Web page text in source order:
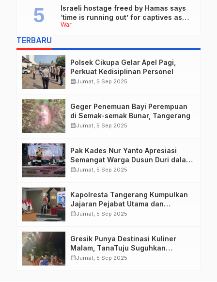
War
Israeli hostage freed by Hamas says
‘time is running out’ for captives as
she describes harrowing conditions
TERBARU
Polsek Cikupa Gelar Apel Pagi,
Perkuat Kedisiplinan Personel
calendar_monthJumat, 5 Sep 2025
Geger Penemuan Bayi Perempuan
di Semak-semak Bunar, Tangerang
calendar_monthJumat, 5 Sep 2025
Pak Kades Nur Yanto Apresiasi
Semangat Warga Dusun Duri dalam
Peringatan HUT RI ke-80
calendar_monthJumat, 5 Sep 2025
Kapolresta Tangerang Kumpulkan
Jajaran Pejabat Utama dan
Kapolsek untuk Paparkan
calendar_monthJumat, 5 Sep 2025
Gresik Punya Destinasi Kuliner
Malam, TanaTuju Suguhkan
Makanan UMKM, Live Music, dan
calendar_monthJumat, 5 Sep 2025